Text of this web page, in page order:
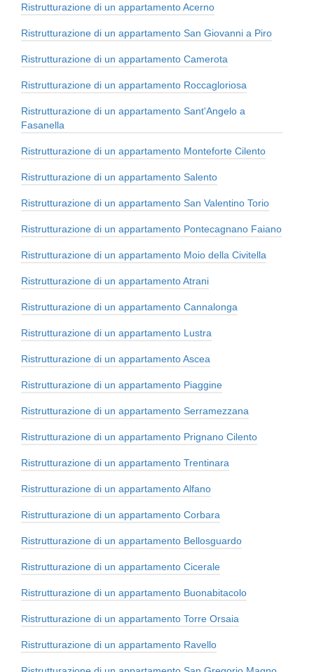
Ristrutturazione di un appartamento Acerno
Ristrutturazione di un appartamento San Giovanni a Piro
Ristrutturazione di un appartamento Camerota
Ristrutturazione di un appartamento Roccagloriosa
Ristrutturazione di un appartamento Sant'Angelo a
Fasanella
Ristrutturazione di un appartamento Monteforte Cilento
Ristrutturazione di un appartamento Salento
Ristrutturazione di un appartamento San Valentino Torio
Ristrutturazione di un appartamento Pontecagnano Faiano
Ristrutturazione di un appartamento Moio della Civitella
Ristrutturazione di un appartamento Atrani
Ristrutturazione di un appartamento Cannalonga
Ristrutturazione di un appartamento Lustra
Ristrutturazione di un appartamento Ascea
Ristrutturazione di un appartamento Piaggine
Ristrutturazione di un appartamento Serramezzana
Ristrutturazione di un appartamento Prignano Cilento
Ristrutturazione di un appartamento Trentinara
Ristrutturazione di un appartamento Alfano
Ristrutturazione di un appartamento Corbara
Ristrutturazione di un appartamento Bellosguardo
Ristrutturazione di un appartamento Cicerale
Ristrutturazione di un appartamento Buonabitacolo
Ristrutturazione di un appartamento Torre Orsaia
Ristrutturazione di un appartamento Ravello